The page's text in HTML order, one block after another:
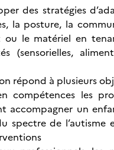
des stratégies
la posture, la
ou le matériel en
(sensorielles,
répond à plusieurs
compétences les
accompagner un
spectre de l’autisme